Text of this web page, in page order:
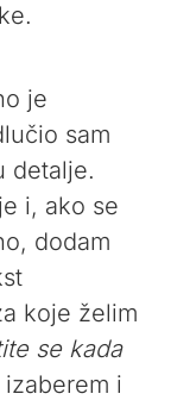
je
sam
detalje.
i, ako se
dodam
koje želim
se kada
i